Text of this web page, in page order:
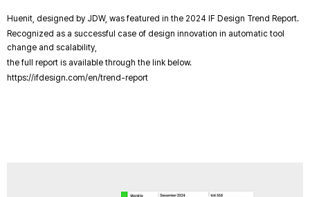
Huenit, designed by JDW, was featured in the 2024 IF Design Trend Report.
Recognized as a successful case of design innovation in automatic tool
change and scalability,
the full report is available through the link below.
https://ifdesign.com/en/trend-report